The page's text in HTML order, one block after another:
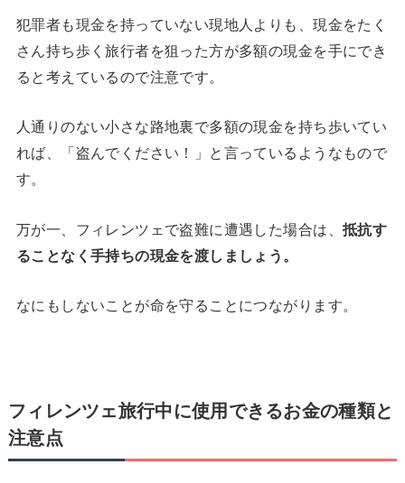
犯罪者も現金を持っていない現地人よりも、現金をたく
さん持ち歩く旅行者を狙った方が多額の現金を手にでき
ると考えているので注意です。
人通りのない小さな路地裏で多額の現金を持ち歩いてい
れば、「盗んでください！」と言っているようなもので
す。
万が一、フィレンツェで盗難に遭遇した場合は、 抵抗す
ることなく手持ちの現金を渡しましょう。
なにもしないことが命を守ることにつながります。
フィレンツェ旅行中に使用できるお金の種類と
注意点